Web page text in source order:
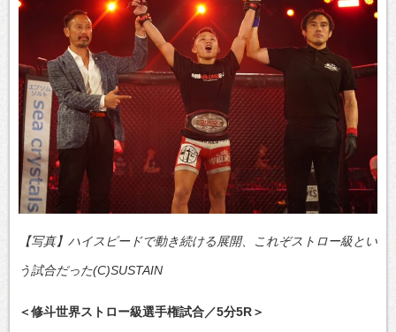
【写真】ハイスピードで動き続ける展開、これぞストロー級とい
う試合だった(C)SUSTAIN
＜修斗世界ストロー級選手権試合／5分5R＞